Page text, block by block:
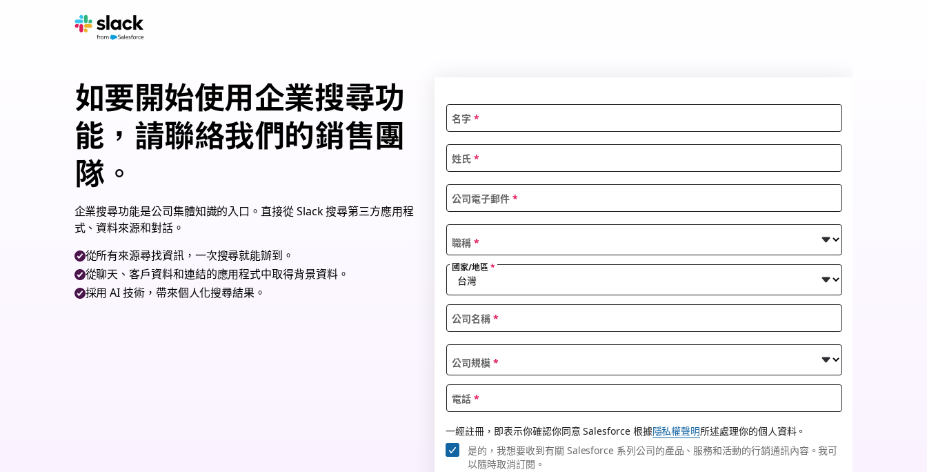
如要開始使用企業搜尋功
能，請聯絡我們的銷售團
隊。
企業搜尋功能是公司集體知識的入口。直接從 Slack 搜尋第三方應用程
式、資料來源和對話。
從所有來源尋找資訊，一次搜尋就能辦到。
從聊天、客戶資料和連結的應用程式中取得背景資料。
採用 AI 技術，帶來個人化搜尋結果。
名字 *
姓氏 *
公司電子郵件 *
職稱 *
國家/地區*
公司名稱 *
公司規模 *
電話 *
一經註冊，即表示你確認你同意 Salesforce 根據隱私權聲明所述處理你的個人資料。
是的，我想要收到有關 Salesforce 系列公司的產品、服務和活動的行銷通訊內容。我可
以隨時取消訂閱。